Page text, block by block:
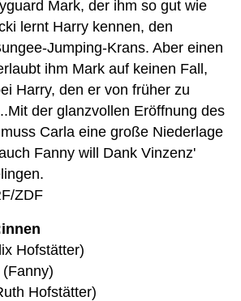
Mark, der ihm so gut wie
lernt Harry kennen, den
Jumping-Krans. Aber einen
ihm Mark auf keinen Fall,
Harry, den er von früher zu
der glanzvollen Eröffnung des
Carla eine große Niederlage
Fanny will Dank Vinzenz'
ZDF
Hofstätter)
Hofstätter)